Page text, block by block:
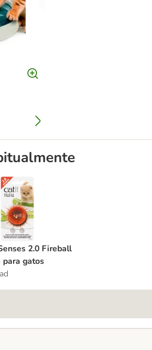
2.0 Fireball pelota para gatos
2.0 Fireball
para gatos